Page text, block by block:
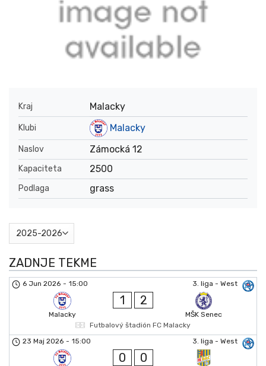
Kraj Malacky
Klubi Malacky
Naslov Zámocká 12
Kapaciteta 2500
Podlaga grass
ZADNJE TEKME
3. liga - West
6 Jun 2026 - 15:00
Malacky
1 2
MŠK Senec
Futbalový štadión FC Malacky
3. liga - West
23 Maj 2026 - 15:00
0 0